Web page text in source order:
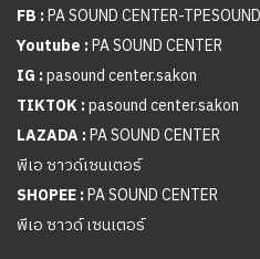
FB :PA SOUND CENTER-TPESOUND
Youtube :PA SOUND CENTER
IG :pasound center.sakon
TIKTOK :pasound center.sakon
LAZADA :PA SOUND CENTER
พีเอ ซาวด์เซนเตอร์
SHOPEE :PA SOUND CENTER
พีเอ ซาวด์ เซนเตอร์